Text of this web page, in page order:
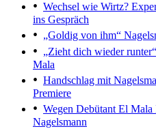
Wechsel wie Wirtz?
ins Gespräch
„Goldig von ihm“
„Zieht dich wieder runter“
Mala
Handschlag mit
Premiere
Wegen Debütant El Mala
Nagelsmann